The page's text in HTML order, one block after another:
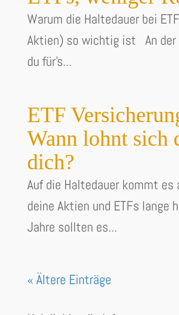
Warum die Haltedauer bei
Aktien) so wichtig ist An der
du für's...
ETF
Wann lohnt sich
dich?
Auf die Haltedauer kommt es
deine Aktien und ETFs lange
Jahre sollten es...
« Ältere Einträge